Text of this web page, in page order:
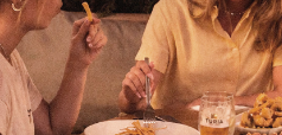
nueva apertura se encuentra
entre los campus
Tarongers, en una de las
Cómo llegar >